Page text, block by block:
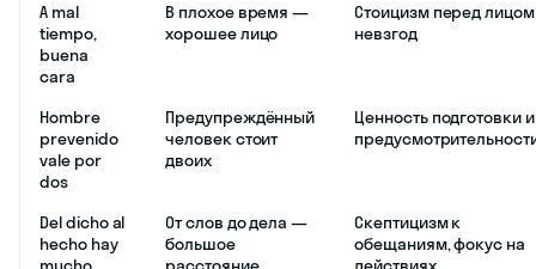
A mal
tiempo,
buena
cara
В плохое время —
хорошее лицо
Стоицизм перед лицом
невзгод
Hombre
prevenido
vale por
dos
Предупреждённый
человек стоит
двоих
Ценность подготовки и
Del dicho al
hecho hay
От слов до дела —
большое
Скептицизм к
обещаниям, фокус на